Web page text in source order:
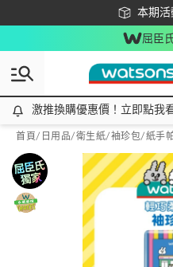
本期
下載
屈臣
激推換購優惠價！立即點我看
激推換購優惠價！立即點我
首頁/ 日用品/衛生紙/袖珍包/紙手帕